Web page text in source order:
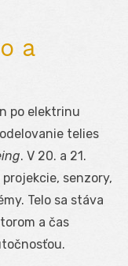
a
po elektrinu
telies
. V 20. a 21.
senzory,
Telo sa stáva
a čas